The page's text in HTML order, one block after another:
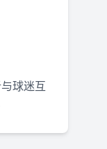
球迷互